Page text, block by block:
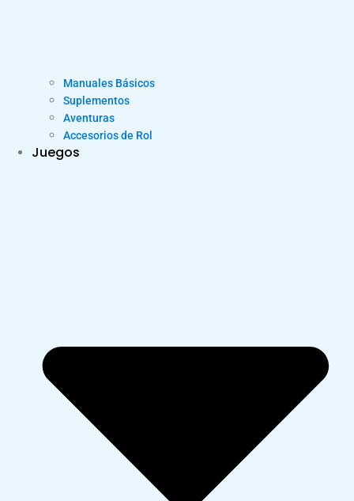
Manuales Básicos
Suplementos
Aventuras
Accesorios de Rol
Juegos